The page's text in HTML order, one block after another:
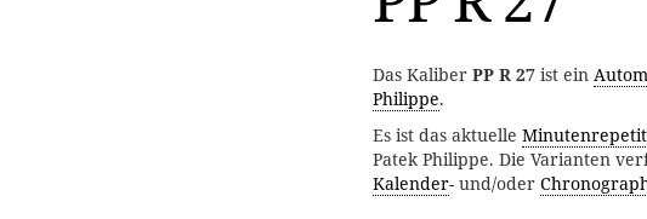
Das Kaliber PP R 27 ist ein
Philippe.
Es ist das aktuelle
Patek Philippe. Die Varianten
Kalender- und/oder